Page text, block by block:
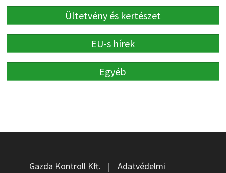
Ültetvény és kertészet
EU-s hírek
Egyéb
Gazda Kontroll Kft. | Adatvédelmi